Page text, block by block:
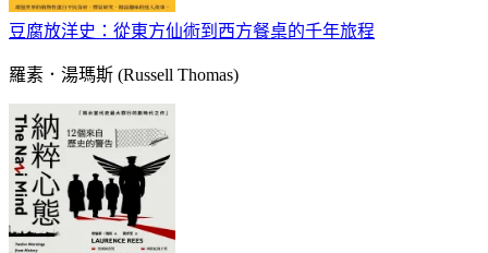
豆腐放洋史：從東方仙術到西方餐桌的千年旅程
羅素．湯瑪斯 (Russell Thomas)